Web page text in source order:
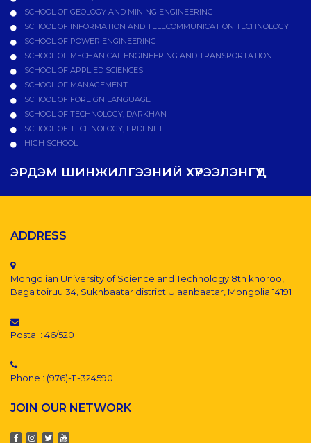
SCHOOL OF GEOLOGY AND MINING ENGINEERING
SCHOOL OF INFORMATION AND TELECOMMUNICATION TECHNOLOGY
SCHOOL OF POWER ENGINEERING
SCHOOL OF MECHANICAL ENGINEERING AND TRANSPORTATION
SCHOOL OF APPLIED SCIENCES
SCHOOL OF MANAGEMENT
SCHOOL OF FOREIGN LANGUAGE
SCHOOL OF TECHNOLOGY, DARKHAN
SCHOOL OF TECHNOLOGY, ERDENET
HIGH SCHOOL
ЭРДЭМ ШИНЖИЛГЭЭНИЙ ХҮРЭЭЛЭНГҮҮД
ADDRESS
Mongolian University of Science and Technology 8th khoroo,
Baga toiruu 34, Sukhbaatar district Ulaanbaatar, Mongolia 14191
Postal : 46/520
Phone : (976)-11-324590
JOIN OUR NETWORK